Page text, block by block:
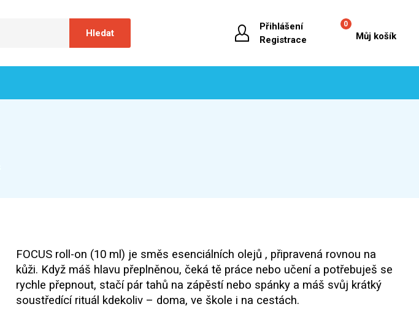
Přihlášení
Registrace
0
Můj košík
FOCUS roll-on (10 ml) je směs esenciálních olejů , připravená rovnou na
kůži. Když máš hlavu přeplněnou, čeká tě práce nebo učení a potřebuješ se
rychle přepnout, stačí pár tahů na zápěstí nebo spánky a máš svůj krátký
soustředící rituál kdekoliv – doma, ve škole i na cestách.